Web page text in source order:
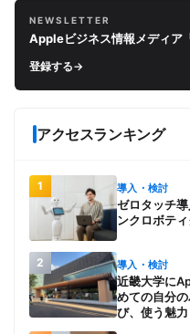
NEWSLETTER
Appleビジネス情報メディア
登録する→
アクセスランキング
1 導入・検討
ゼロタッチ
ンクロボテ
2 導入・検討
近畿大学に
めての自分
び、使う魅